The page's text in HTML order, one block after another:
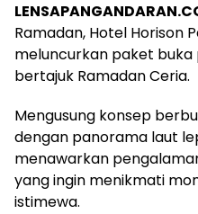
Ramadan, Hotel Horison
meluncurkan paket buka
bertajuk Ramadan Ceria.
Mengusung konsep
dengan panorama laut
menawarkan
yang ingin menikmati
istimewa.